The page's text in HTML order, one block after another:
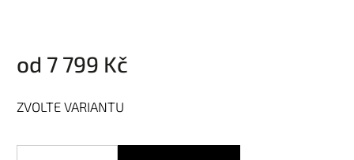
od 7 799 Kč
ZVOLTE VARIANTU